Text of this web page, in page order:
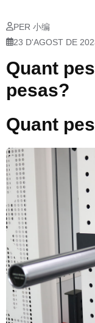
PER 小编
23 D'AGOST DE
Quant
pesas?
Quant